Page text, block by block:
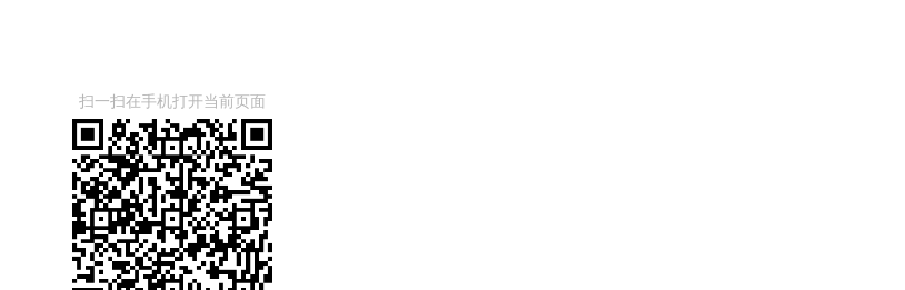
扫一扫在手机打开当前页面